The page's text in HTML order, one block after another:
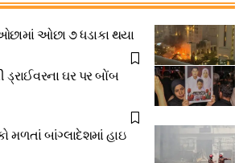
ઓછા ૭ ધડાકા થયા
ડ્રાઈવરના ઘર પર બોંબ
મળતાં બાંગ્લાદેશમાં હાઇ